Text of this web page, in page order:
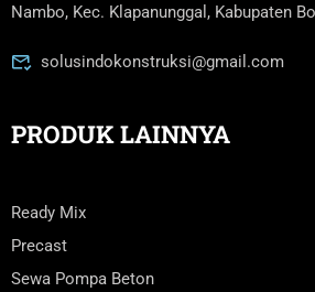
Nambo, Kec. Klapanunggal, Kabupaten
solusindokonstruksi@gmail.com
PRODUK LAINNYA
Ready Mix
Precast
Sewa Pompa Beton